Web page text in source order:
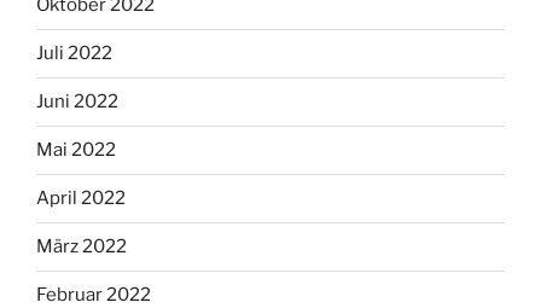
Oktober 2022
Juli 2022
Juni 2022
Mai 2022
April 2022
März 2022
Februar 2022